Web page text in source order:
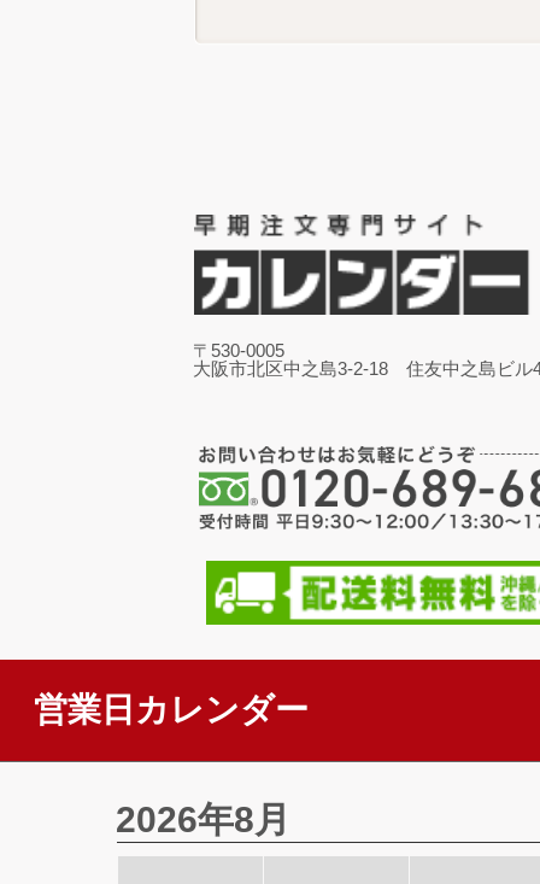
〒530-0005
大阪市北区中之島3-2-18 住友中之島ビル
営業日カレンダー
2026年8月